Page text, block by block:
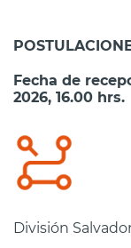
Fecha de
2026, 16.00 hrs.
División